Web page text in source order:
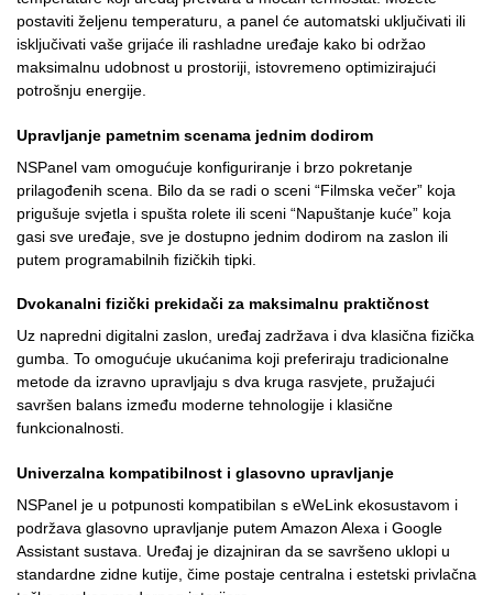
postaviti željenu temperaturu, a panel će automatski uključivati ili
isključivati vaše grijaće ili rashladne uređaje kako bi održao
maksimalnu udobnost u prostoriji, istovremeno optimizirajući
potrošnju energije.
Upravljanje pametnim scenama jednim dodirom
NSPanel vam omogućuje konfiguriranje i brzo pokretanje
prilagođenih scena. Bilo da se radi o sceni “Filmska večer” koja
prigušuje svjetla i spušta rolete ili sceni “Napuštanje kuće” koja
gasi sve uređaje, sve je dostupno jednim dodirom na zaslon ili
putem programabilnih fizičkih tipki.
Dvokanalni fizički prekidači za maksimalnu praktičnost
Uz napredni digitalni zaslon, uređaj zadržava i dva klasična fizička
gumba. To omogućuje ukućanima koji preferiraju tradicionalne
metode da izravno upravljaju s dva kruga rasvjete, pružajući
savršen balans između moderne tehnologije i klasične
funkcionalnosti.
Univerzalna kompatibilnost i glasovno upravljanje
NSPanel je u potpunosti kompatibilan s eWeLink ekosustavom i
podržava glasovno upravljanje putem Amazon Alexa i Google
Assistant sustava. Uređaj je dizajniran da se savršeno uklopi u
standardne zidne kutije, čime postaje centralna i estetski privlačna